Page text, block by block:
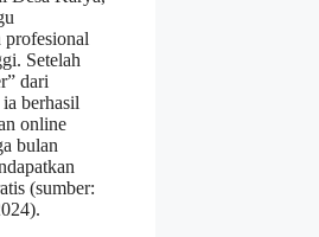
profesional
Setelah
dari
ia berhasil
online
bulan
(sumber: